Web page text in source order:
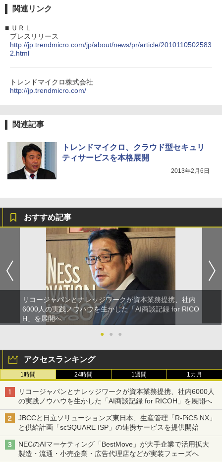
関連リンク
■ ＵＲＬ
プレスリリース
http://jp.trendmicro.com/jp/about/news/pr/article/2010110502583
2.html
トレンドマイクロ株式会社
http://jp.trendmicro.com/
関連記事
トレンドマイクロ、クラウド型セキュリ
ティサービスを本格展開
2013年2月6日
おすすめ記事
リコージャパンとナレッジワークが資本業務提携、社内
6000人の実践ノウハウを生かした「AI商談記録 for RICO
H」を展開へ
●
● ●
アクセスランキング
1時間 24時間 1週間 1カ月
リコージャパンとナレッジワークが資本業務提携、社内6000人
の実践ノウハウを生かした「AI商談記録 for RICOH」を展開へ
JBCCと日立ソリューションズ東日本、生産管理「R-PiCS NX」
と供給計画「scSQUARE ISP」の連携サービスを提供開始
NECのAIマーケティング「BestMove」が大手企業で活用拡大
製造・流通・小売企業・広告代理店などが実装フェーズへ